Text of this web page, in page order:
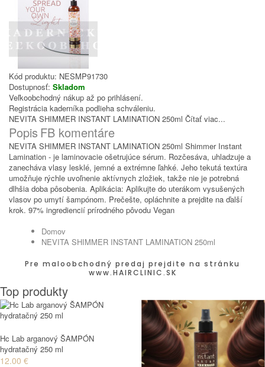
Kód produktu: NESMP91730
Dostupnosť: Skladom
Veľkoobchodný nákup až po prihlásení.
Registrácia kaderníka podlieha schváleniu.
NEVITA SHIMMER INSTANT LAMINATION 250ml Čítať viac...
Popis FB komentáre
NEVITA SHIMMER INSTANT LAMINATION 250ml Shimmer Instant
Lamination - je laminovacie ošetrujúce sérum. Rozčesáva, uhladzuje a
zanecháva vlasy lesklé, jemné a extrémne ľahké. Jeho tekutá textúra
umožňuje rýchle uvoľnenie aktívnych zložiek, takže nie je potrebná
dlhšia doba pôsobenia. Aplikácia: Aplikujte do uterákom vysušených
vlasov po umytí šampónom. Prečešte, opláchnite a prejdite na ďalší
krok. 97% ingrediencií prírodného pôvodu Vegan
Domov
NEVITA SHIMMER INSTANT LAMINATION 250ml
Pre maloobchodný predaj prejdite na stránku
www.HAIRCLINIC.SK
Top produkty
Hc Lab arganový ŠAMPÓN
hydratačný 250 ml
12.00 €